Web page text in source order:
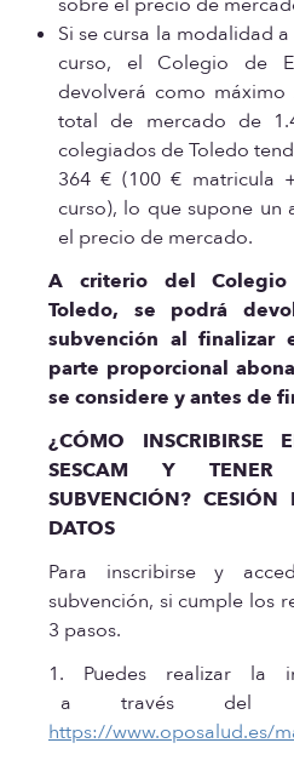
Si se cursa la modalidad
curso, el Colegio de
devolverá como
total de mercado de
colegiados de Toledo
364 € (100 € matricula
curso), lo que supone un
el precio de mercado.
A criterio del
Toledo, se podrá
subvención al finalizar
parte proporcional
se considere y antes de
¿CÓMO INSCRIBIRSE
SESCAM Y
SUBVENCIÓN?
DATOS
Para inscribirse y
subvención, si cumple los
3 pasos.
1. Puedes realizar la
a través del
https://www.oposalud.es/